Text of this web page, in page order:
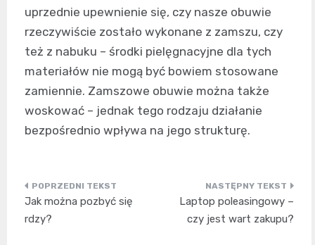
uprzednie upewnienie się, czy nasze obuwie
rzeczywiście zostało wykonane z zamszu, czy
też z nabuku – środki pielęgnacyjne dla tych
materiałów nie mogą być bowiem stosowane
zamiennie. Zamszowe obuwie można także
woskować – jednak tego rodzaju działanie
bezpośrednio wpływa na jego strukturę.
Nawigacja
wpisu
Jak można pozbyć się
rdzy?
Laptop poleasingowy –
czy jest wart zakupu?